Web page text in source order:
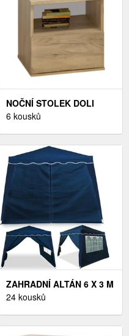
NOČNÍ STOLEK DOLI
TEMPO KONDELA DUB
6 kousků
ZAHRADNÍ ALTÁN 6 X 3 M
DEKORHOME BÍLÁ
24 kousků